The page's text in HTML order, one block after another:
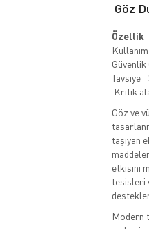
Göz
Özellik
Kullanım
Güvenlik
Tavsiye
Kritik
Göz ve
taşıyan
etkisini
tesisleri
Modern